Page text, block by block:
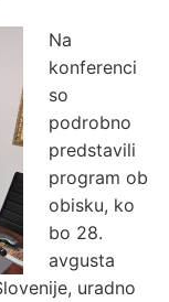
Na
konferenci
so
podrobno
predstavili
program ob
obisku, ko
bo 28.
avgusta
uradno